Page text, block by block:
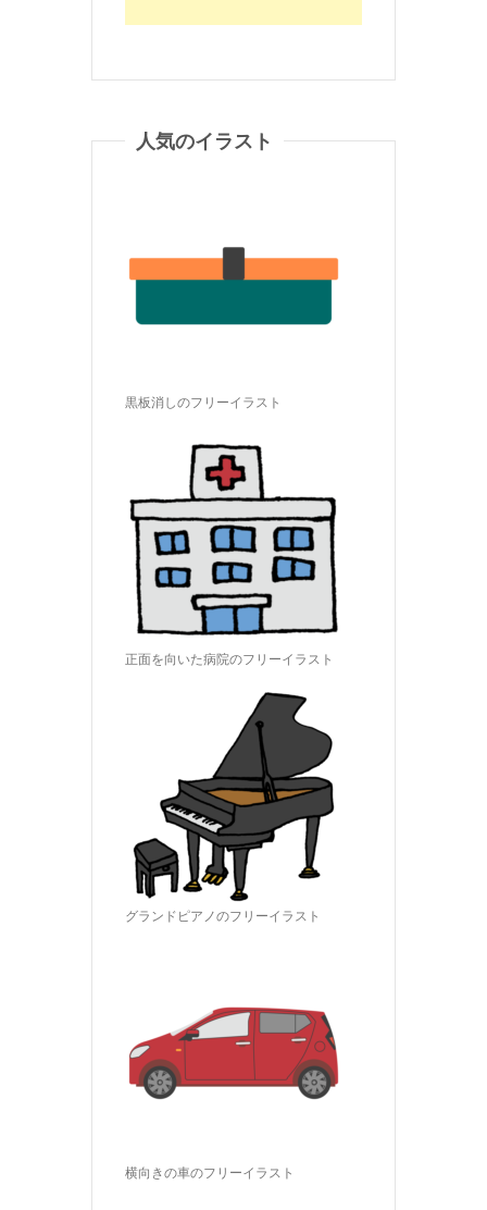
人気のイラスト
黒板消しのフリーイラスト
正面を向いた病院のフリーイラスト
グランドピアノのフリーイラスト
横向きの車のフリーイラスト